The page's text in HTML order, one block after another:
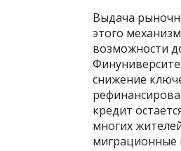
Выдача
этого
возможности
снижение
кредит
многих
миграционные